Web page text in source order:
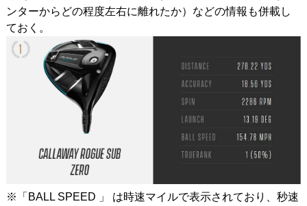
ンターからどの程度左右に離れたか）などの情報も併載し
ておく。
※「BALL SPEED 」 は時速マイルで表示されており、秒速